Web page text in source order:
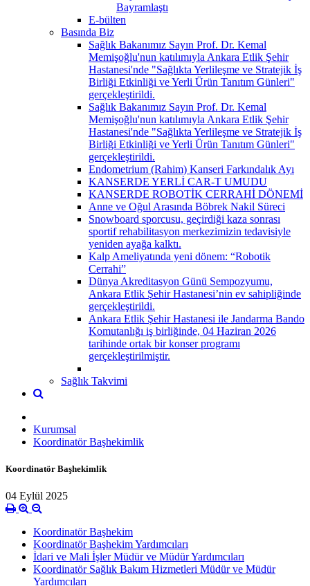
Bayramlaştı
E-bülten
Basında Biz
Sağlık Bakanımız Sayın Prof. Dr. Kemal
Memişoğlu'nun katılımıyla Ankara Etlik Şehir
Hastanesi'nde "Sağlıkta Yerlileşme ve Stratejik İş
Birliği Etkinliği ve Yerli Ürün Tanıtım Günleri"
gerçekleştirildi.
Sağlık Bakanımız Sayın Prof. Dr. Kemal
Memişoğlu'nun katılımıyla Ankara Etlik Şehir
Hastanesi'nde "Sağlıkta Yerlileşme ve Stratejik İş
Birliği Etkinliği ve Yerli Ürün Tanıtım Günleri"
gerçekleştirildi.
Endometrium (Rahim) Kanseri Farkındalık Ayı
KANSERDE YERLİ CAR-T UMUDU
KANSERDE ROBOTİK CERRAHİ DÖNEMİ
Anne ve Oğul Arasında Böbrek Nakil Süreci
Snowboard sporcusu, geçirdiği kaza sonrası
sportif rehabilitasyon merkezimizin tedavisiyle
yeniden ayağa kalktı.
Kalp Ameliyatında yeni dönem: “Robotik
Cerrahi”
Dünya Akreditasyon Günü Sempozyumu,
Ankara Etlik Şehir Hastanesi’nin ev sahipliğinde
gerçekleştirildi.
Ankara Etlik Şehir Hastanesi ile Jandarma Bando
Komutanlığı iş birliğinde, 04 Haziran 2026
tarihinde ortak bir konser programı
gerçekleştirilmiştir.
Sağlık Takvimi
Kurumsal
Koordinatör Başhekimlik
Koordinatör Başhekimlik
04 Eylül 2025
Koordinatör Başhekim
Koordinatör Başhekim Yardımcıları
İdari ve Mali İşler Müdür ve Müdür Yardımcıları
Koordinatör Sağlık Bakım Hizmetleri Müdür ve Müdür
Yardımcıları